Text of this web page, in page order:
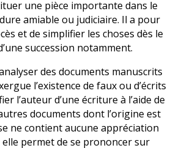
une pièce importante dans le
amiable ou judiciaire. Il a pour
et de simplifier les choses dès le
succession notamment.
des documents manuscrits
l’existence de faux ou d’écrits
l’auteur d’une écriture à l’aide de
documents dont l’origine est
ne contient aucune appréciation
elle permet de se prononcer sur